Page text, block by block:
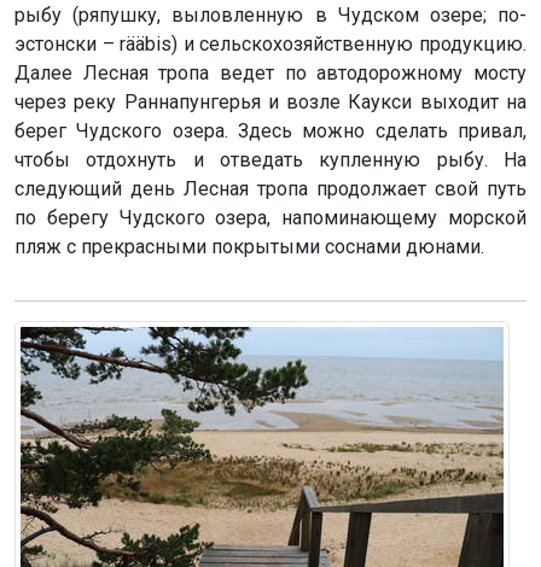
рыбу (ряпушку, выловленную в Чудском озере; по-
эстонски – rääbis) и сельскохозяйственную продукцию.
Далее Лесная тропа ведет по автодорожному мосту
через реку Раннапунгерья и возле Каукси выходит на
берег Чудского озера. Здесь можно сделать привал,
чтобы отдохнуть и отведать купленную рыбу. На
следующий день Лесная тропа продолжает свой путь
по берегу Чудского озера, напоминающему морской
пляж с прекрасными покрытыми соснами дюнами.